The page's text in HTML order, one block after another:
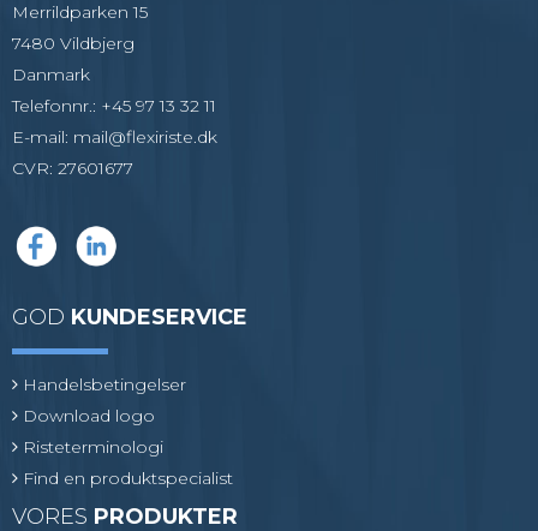
Merrildparken 15
7480 Vildbjerg
Danmark
Telefonnr.: +45 97 13 32 11
E-mail: mail@flexiriste.dk
CVR: 27601677
GOD KUNDESERVICE
Handelsbetingelser
Download logo
Risteterminologi
Find en produktspecialist
VORES PRODUKTER